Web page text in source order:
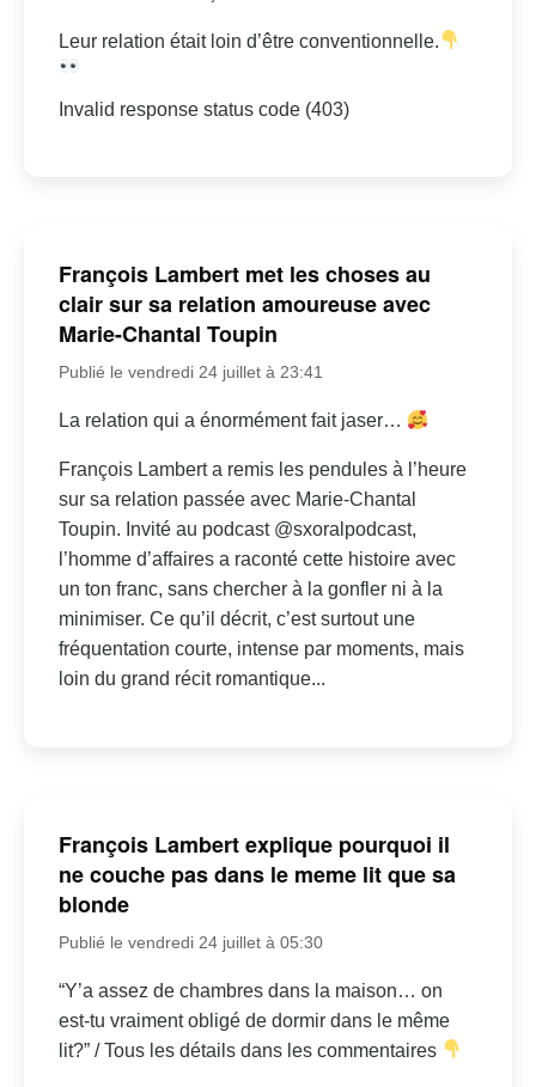
Leur relation était loin d’être conventionnelle.
Invalid response status code (403)
François Lambert met les choses au
clair sur sa relation amoureuse avec
Marie-Chantal Toupin
Publié le vendredi 24 juillet à 23:41
La relation qui a énormément fait jaser…
François Lambert a remis les pendules à l’heure
sur sa relation passée avec Marie-Chantal
Toupin. Invité au podcast @sxoralpodcast,
l’homme d’affaires a raconté cette histoire avec
un ton franc, sans chercher à la gonfler ni à la
minimiser. Ce qu’il décrit, c’est surtout une
fréquentation courte, intense par moments, mais
loin du grand récit romantique...
François Lambert explique pourquoi il
ne couche pas dans le meme lit que sa
blonde
Publié le vendredi 24 juillet à 05:30
“Y’a assez de chambres dans la maison… on
est-tu vraiment obligé de dormir dans le même
lit?” / Tous les détails dans les commentaires